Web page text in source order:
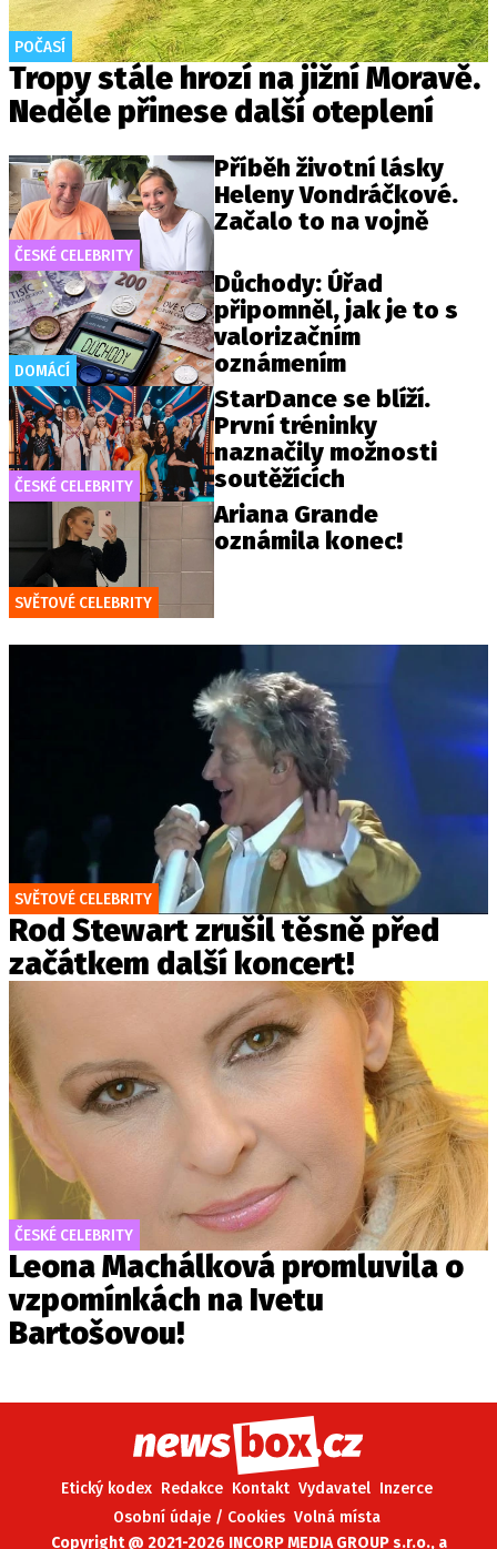
POČASÍ
Tropy stále hrozí na jižní Moravě.
Neděle přinese další oteplení
ČESKÉ CELEBRITY
Příběh životní lásky
Heleny Vondráčkové.
Začalo to na vojně
DOMÁCÍ
Důchody: Úřad
připomněl, jak je to s
valorizačním
oznámením
ČESKÉ CELEBRITY
StarDance se blíží.
První tréninky
naznačily možnosti
soutěžících
SVĚTOVÉ CELEBRITY
Ariana Grande
oznámila konec!
SVĚTOVÉ CELEBRITY
Rod Stewart zrušil těsně před
začátkem další koncert!
ČESKÉ CELEBRITY
Leona Machálková promluvila o
vzpomínkách na Ivetu
Bartošovou!
Etický kodex Redakce Kontakt Vydavatel Inzerce
Osobní údaje / Cookies Volná místa
Copyright @ 2021-2026 INCORP MEDIA GROUP s.r.o., a